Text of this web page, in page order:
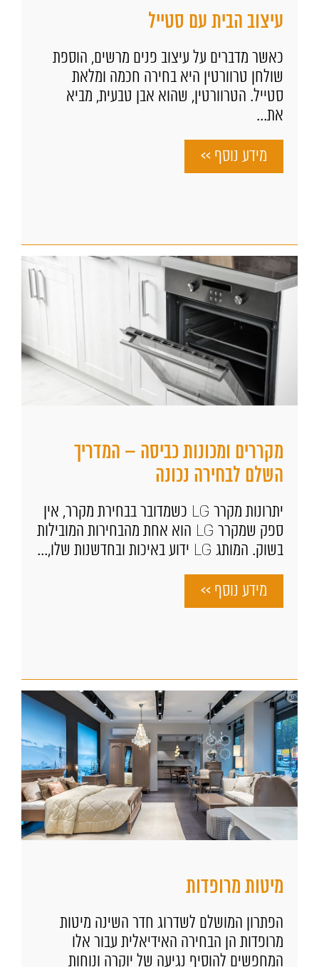
עיצוב הבית עם סטייל
כאשר מדברים על עיצוב פנים מרשים, הוספת
שולחן טרוורטין היא בחירה חכמה ומלאת
סטייל. הטרוורטין, שהוא אבן טבעית, מביא
את...
מידע נוסף >>
מקררים ומכונות כביסה – המדריך
השלם לבחירה נכונה
יתרונות מקרר LG כשמדובר בבחירת מקרר, אין
ספק שמקרר LG הוא אחת מהבחירות המובילות
בשוק. המותג LG ידוע באיכות ובחדשנות שלו,...
מידע נוסף >>
מיטות מרופדות
הפתרון המושלם לשדרוג חדר השינה מיטות
מרופדות הן הבחירה האידיאלית עבור אלו
המחפשים להוסיף נגיעה של יוקרה ונוחות